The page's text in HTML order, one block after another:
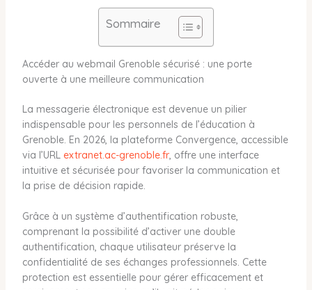
Sommaire
Accéder au webmail Grenoble sécurisé : une porte
ouverte à une meilleure communication
La messagerie électronique est devenue un pilier
indispensable pour les personnels de l’éducation à
Grenoble. En 2026, la plateforme Convergence, accessible
via l’URL extranet.ac-grenoble.fr, offre une interface
intuitive et sécurisée pour favoriser la communication et
la prise de décision rapide.
Grâce à un système d’authentification robuste,
comprenant la possibilité d’activer une double
authentification, chaque utilisateur préserve la
confidentialité de ses échanges professionnels. Cette
protection est essentielle pour gérer efficacement et